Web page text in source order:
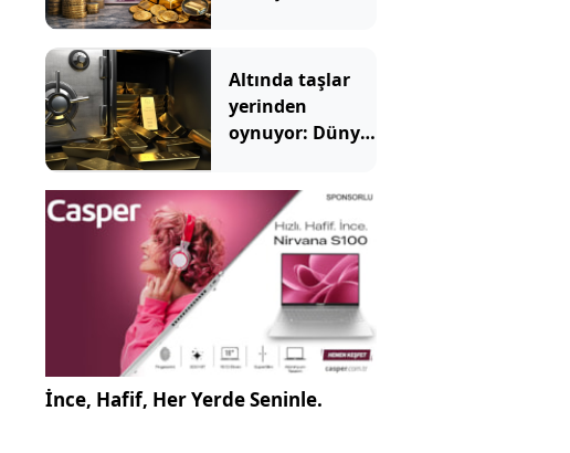
Altında taşlar
yerinden
oynuyor: Dünya
sonra tarihi
hamle
İnce, Hafif, Her Yerde Seninle.